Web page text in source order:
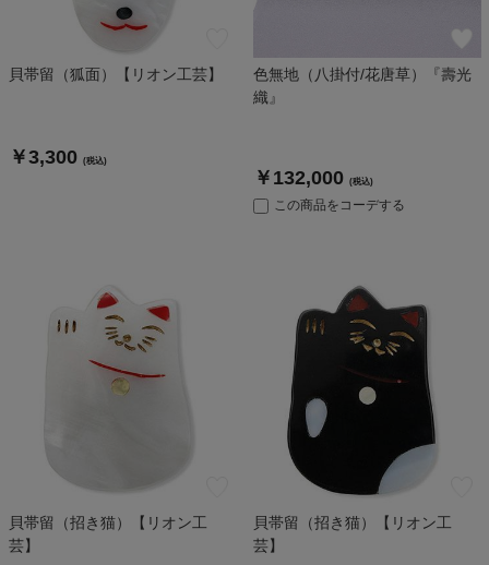
貝帯留（狐面）【リオン工芸】
￥3,300 (税込)
色無地（八掛付/花唐草）『壽光
織』
￥132,000 (税込)
この商品をコーデする
貝帯留（招き猫）【リオン工
芸】
貝帯留（招き猫）【リオン工
芸】